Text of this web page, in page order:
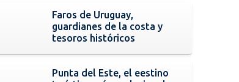
Faros de Uruguay,
guardianes de la costa y
tesoros históricos
Punta del Este, el eestino